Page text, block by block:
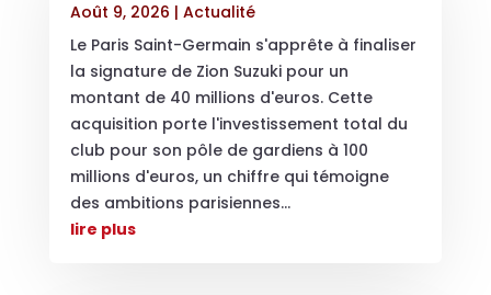
Août 9, 2026 | Actualité
Le Paris Saint-Germain s'apprête à finaliser
la signature de Zion Suzuki pour un
montant de 40 millions d'euros. Cette
acquisition porte l'investissement total du
club pour son pôle de gardiens à 100
millions d'euros, un chiffre qui témoigne
des ambitions parisiennes...
lire plus